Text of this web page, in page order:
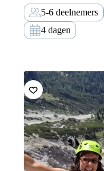
Oberland.
5-6 deelnemers
4 dagen